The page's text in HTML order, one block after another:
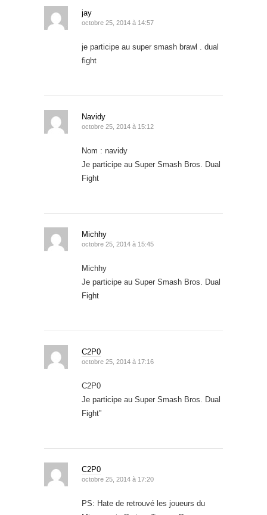
jay
octobre 25, 2014 à 14:57
je participe au super smash brawl . dual
fight
Navidy
octobre 25, 2014 à 15:12
Nom : navidy
Je participe au Super Smash Bros. Dual
Fight
Michhy
octobre 25, 2014 à 15:45
Michhy
Je participe au Super Smash Bros. Dual
Fight
C2P0
octobre 25, 2014 à 17:16
C2P0
Je participe au Super Smash Bros. Dual
Fight”
C2P0
octobre 25, 2014 à 17:20
PS: Hate de retrouvé les joueurs du